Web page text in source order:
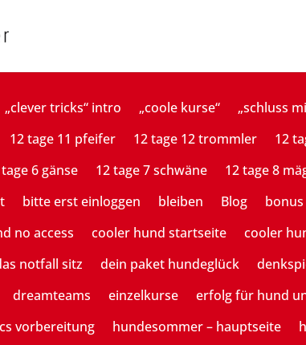
„clever tricks“ intro „coole kurse“ „schluss
12 tage 11 pfeifer 12 tage 12 trommler 12
6 gänse 12 tage 7 schwäne 12 tage 8
bitte erst einloggen bleiben Blog
no access
cooler hund startseite cooler
notfall sitz
dein paket hundeglück
dreamteams einzelkurse erfolg für hund
vorbereitung
hundesommer – hauptseite